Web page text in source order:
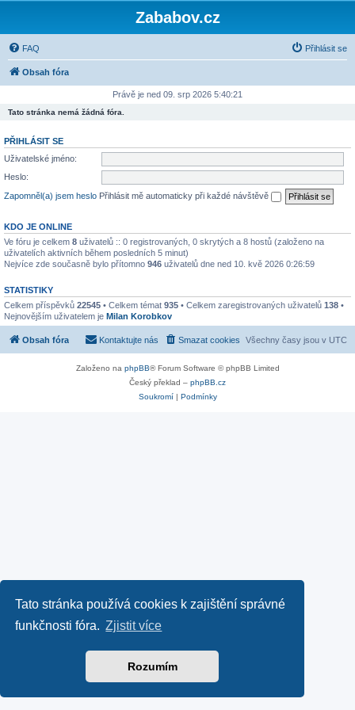
Tato stránka používá cookies k zajištění správné
funkčnosti fóra. Zjistit více
Rozumím
Zababov.cz
FAQ Přihlásit se
Obsah fóra
Právě je ned 09. srp 2026 5:40:21
Tato stránka nemá žádná fóra.
PŘIHLÁSIT SE
Uživatelské jméno:
Heslo:
Zapomněl(a) jsem heslo Přihlásit mě automaticky při každé návštěvě
KDO JE ONLINE
Ve fóru je celkem 8 uživatelů :: 0 registrovaných, 0 skrytých a 8 hostů (založeno na
uživatelích aktivních během posledních 5 minut)
Nejvíce zde současně bylo přítomno 946 uživatelů dne ned 10. kvě 2026 0:26:59
STATISTIKY
Celkem příspěvků 22545 • Celkem témat 935 • Celkem zaregistrovaných uživatelů 138 •
Nejnovějším uživatelem je Milan Korobkov
Obsah fóra Všechny časy jsou v UTC
Smazat cookies
Kontaktujte nás
Založeno na phpBB® Forum Software © phpBB Limited
Český překlad – phpBB.cz
Soukromí| Podmínky